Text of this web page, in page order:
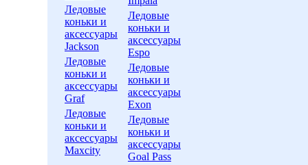
Ледовые
коньки и
аксессуары
Jackson
Ледовые
коньки и
аксессуары
Graf
Ледовые
коньки и
аксессуары
Maxcity
Ледовые
коньки и
аксессуары
Espo
Ледовые
коньки и
аксессуары
Exon
Ледовые
коньки и
аксессуары
Goal Pass